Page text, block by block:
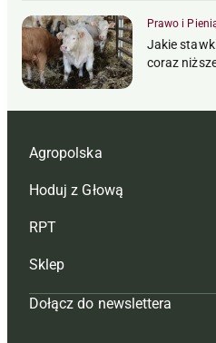
Prawo i
Jakie
coraz
Agropolska
Redakcja
Reklama
Tagi
Mapa serwisu
Hoduj z Głową
Hoduj z głową bydło
Hoduj z głową świnie
Prenumerata
RPT
Redakcja
Prenumerata
Sklep
Czasopisma i prenumerata
Dołącz do newslettera